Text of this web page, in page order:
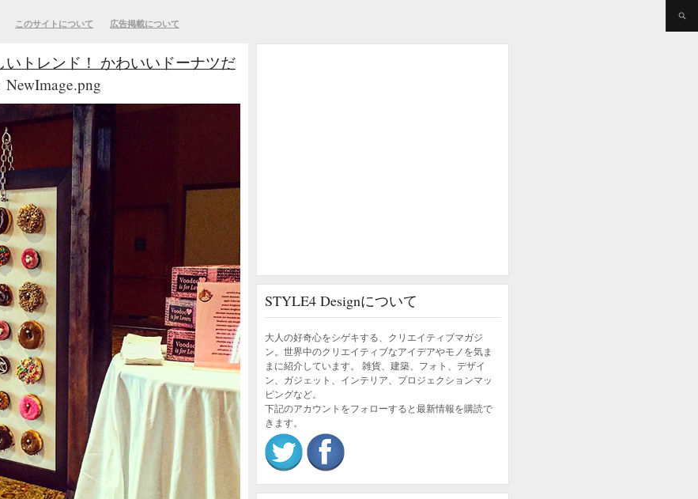
このサイトについて 広告掲載について
トレンド！ かわいいドーナツだ
NewImage.png
STYLE4 Designについて
大人の好奇心をシゲキする、クリエイティブマガジ
ン。世界中のクリエイティブなアイデアやモノを気ま
まに紹介しています。 雑貨、建築、フォト、デザイ
ン、ガジェット、インテリア、プロジェクションマッ
ピングなど。
下記のアカウントをフォローすると最新情報を購読で
きます。